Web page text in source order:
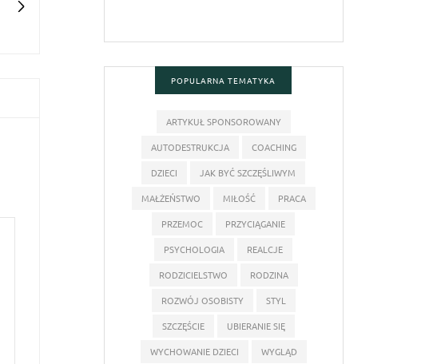
POPULARNA TEMATYKA
ARTYKUŁ SPONSOROWANY
AUTODESTRUKCJA
COACHING
DZIECI
JAK BYĆ SZCZĘŚLIWYM
MAŁŻEŃSTWO
MIŁOŚĆ
PRACA
PRZEMOC
PRZYCIĄGANIE
PSYCHOLOGIA
REALCJE
RODZICIELSTWO
RODZINA
ROZWÓJ OSOBISTY
STYL
SZCZĘŚCIE
UBIERANIE SIĘ
WYCHOWANIE DZIECI
WYGLĄD